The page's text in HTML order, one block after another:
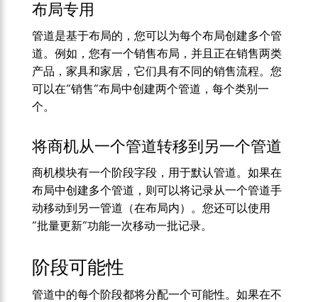
布局专用
管道是基于布局的，您可以为每个布局创建多个管
道。例如，您有一个销售布局，并且正在销售两类
产品，家具和家居，它们具有不同的销售流程。您
可以在“销售”布局中创建两个管道，每个类别一
个。
将商机从一个管道转移到另一个管道
商机模块有一个阶段字段，用于默认管道。如果在
布局中创建多个管道，则可以将记录从一个管道手
动移动到另一管道（在布局内）。您还可以使用
“批量更新”功能一次移动一批记录。
阶段可能性
管道中的每个阶段都将分配一个可能性。如果在不